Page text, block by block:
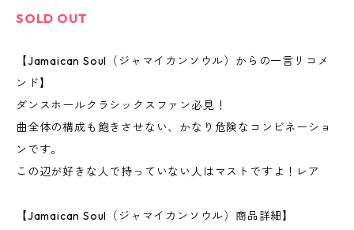
SOLD OUT
【Jamaican Soul（ジャマイカンソウル）からの一言リコメ
ンド】
ダンスホールクラシックスファン必見！
曲全体の構成も飽きさせない、かなり危険なコンビネーショ
ンです。
この辺が好きな人で持っていない人はマストですよ！レア
【Jamaican Soul（ジャマイカンソウル）商品詳細】